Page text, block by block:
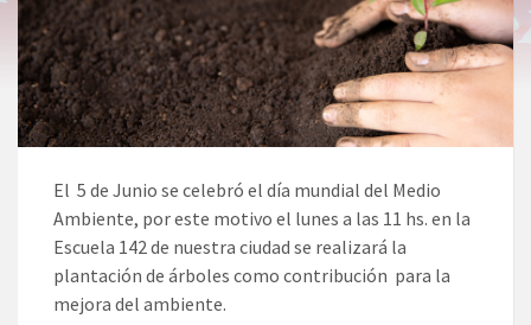
El 5 de Junio se celebró el día mundial del Medio
Ambiente, por este motivo el lunes a las 11 hs. en la
Escuela 142 de nuestra ciudad se realizará la
plantación de árboles como contribución para la
mejora del ambiente.